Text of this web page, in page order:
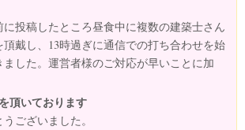
に投稿したところ昼食中に複数の建築士さん
戴し、13時過ぎに通信での打ち合わせを始
した。運営者様のご対応が早いことに加
頂いております
ございました。